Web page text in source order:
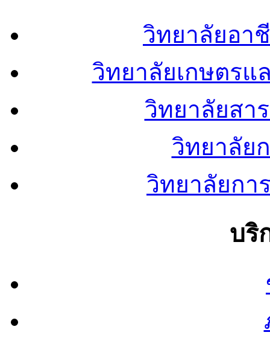
วิทยาลัยอา
วิทยาลัยเกษตรแ
วิทยาลัยสา
วิทยาลัย
วิทยาลัยก
บริ